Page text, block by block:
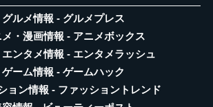
グルメ情報 - グルメプレス
メ・漫画情報 - アニメボックス
ンタメ情報 - エンタメラッシュ
ゲーム情報 - ゲームハック
ョン情報 - ファッショントレンド